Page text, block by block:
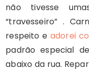
não tivesse
“travesseiro” .
respeito eadorei
padrão especial
abaixo da rua.